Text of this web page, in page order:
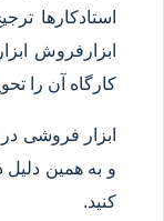
استادکارها
ابزارفروش
کارگاه آن را
ابزار فروشی
و به همین دلیل
کنید.